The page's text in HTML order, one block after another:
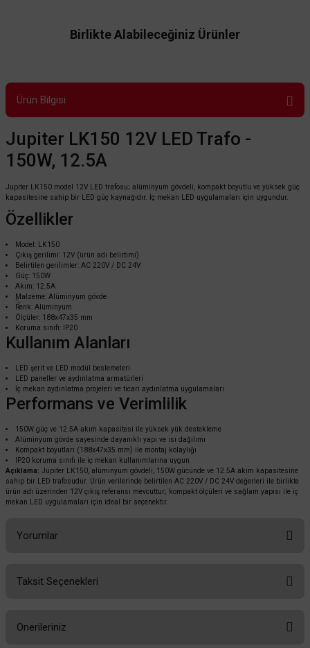
Birlikte Alabileceğiniz Ürünler
Cata
Cata Şerit 12v Led Trafosu 150W 12,5A CT-2560
%58
221,76 TL KDV DAHİL
Sepete Ekle
Ürün Bilgisi
Jupiter LK150 12V LED Trafo -
150W, 12.5A
Jupiter LK150 model 12V LED trafosu; alüminyum gövdeli, kompakt boyutlu ve yüksek güç
kapasitesine sahip bir LED güç kaynağıdır. İç mekan LED uygulamaları için uygundur.
Özellikler
Model: LK150
Çıkış gerilimi: 12V (ürün adı belirtimi)
Belirtilen gerilimler: AC 220V / DC 24V
Güç: 150W
Akım: 12.5A
Malzeme: Alüminyum gövde
Renk: Alüminyum
Ölçüler: 188x47x35 mm
Koruma sınıfı: IP20
Kullanım Alanları
LED şerit ve LED modül beslemeleri
LED paneller ve aydınlatma armatürleri
İç mekan aydınlatma projeleri ve ticari aydınlatma uygulamaları
Performans ve Verimlilik
150W güç ve 12.5A akım kapasitesi ile yüksek yük destekleme
Alüminyum gövde sayesinde dayanıklı yapı ve ısı dağılımı
Kompakt boyutları (188x47x35 mm) ile montaj kolaylığı
IP20 koruma sınıfı ile iç mekan kullanımlarına uygun
Açıklama: Jupiter LK150, alüminyum gövdeli, 150W gücünde ve 12.5A akım kapasitesine
sahip bir LED trafosudur. Ürün verilerinde belirtilen AC 220V / DC 24V değerleri ile birlikte
ürün adı üzerinden 12V çıkış referansı mevcuttur; kompakt ölçüleri ve sağlam yapısı ile iç
mekan LED uygulamaları için ideal bir seçenektir.
Yorumlar
Taksit Seçenekleri
Önerileriniz